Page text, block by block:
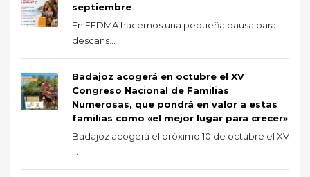
septiembre
En FEDMA hacemos una pequeña pausa para
descans...
Badajoz acogerá en octubre el XV
Congreso Nacional de Familias
Numerosas, que pondrá en valor a estas
familias como «el mejor lugar para crecer»
Badajoz acogerá el próximo 10 de octubre el XV